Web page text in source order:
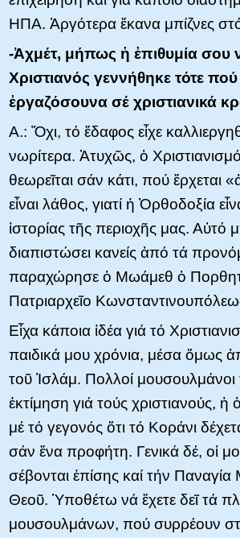
ΗΠΑ. Ἀργότερα ἔκανα μπίζνες
-Ἀχμέτ, μήπως ἡ ἐπιθυμία σου
Χριστιανός γεννήθηκε τότε
ἐργαζόσουνα σέ χριστιανικά
Α.: Ὄχι, τό ἔδαφος εἶχε
νωρίτερα. Ἀτυχῶς, ὁ
θεωρεῖται σάν κάτι, πού ἔρχεται
εἶναι λάθος, γιατί ἡ Ὀρθοδοξία
ἰστορίας τῆς περιοχῆς μας. Αὐτό
διαπιστώσει κανείς ἀπό τά
παραχώρησε ὁ Μωάμεθ ὁ
Πατριαρχεῖο
Εἶχα κάποια ἰδέα γιά τό
παιδικά μου χρόνια, μέσα ὄμως
τοῦ Ἰσλάμ. Πολλοί
ἐκτίμηση γιά τούς χριστιανούς, ἡ
μέ τό γεγονός ὅτι τό Κοράνι
σάν ἕνα προφήτη. Γενικά δέ, οἱ
σέβονται ἐπίσης καί τήν
Θεοῦ. Ὑποθέτω νά ἔχετε δεῖ τά
μουσουλμάνων, πού συρρέουν